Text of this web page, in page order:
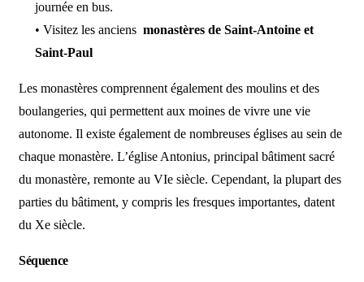
journée en bus.
• Visitez les anciens monastères de Saint-Antoine et
Saint-Paul
Les monastères comprennent également des moulins et des
boulangeries, qui permettent aux moines de vivre une vie
autonome. Il existe également de nombreuses églises au sein de
chaque monastère. L’église Antonius, principal bâtiment sacré
du monastère, remonte au VIe siècle. Cependant, la plupart des
parties du bâtiment, y compris les fresques importantes, datent
du Xe siècle.
Séquence